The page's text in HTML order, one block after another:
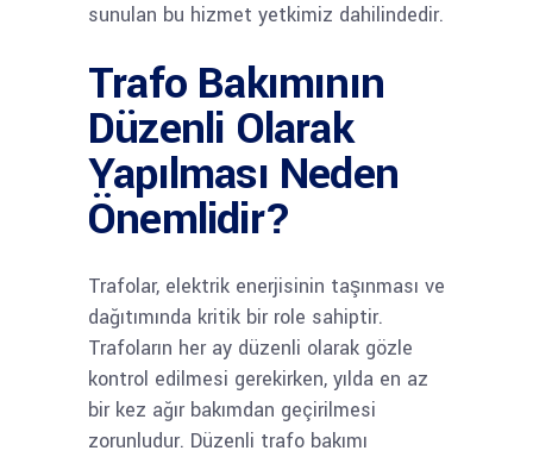
sunulan bu hizmet yetkimiz dahilindedir.
Trafo Bakımının
Düzenli Olarak
Yapılması Neden
Önemlidir?
Trafolar, elektrik enerjisinin taşınması ve
dağıtımında kritik bir role sahiptir.
Trafoların her ay düzenli olarak gözle
kontrol edilmesi gerekirken, yılda en az
bir kez ağır bakımdan geçirilmesi
zorunludur. Düzenli trafo bakımı